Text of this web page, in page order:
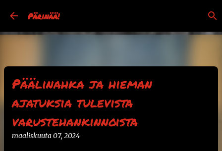
Pärinää!
Päälinahka ja hieman
ajatuksia tulevista
varustehankinnoista
maaliskuuta 07, 2024